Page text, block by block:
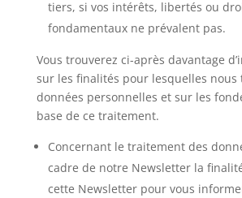
tiers, si vos intérêts, libertés ou
fondamentaux ne prévalent pas.
Vous trouverez ci-après davantage
sur les finalités pour lesquelles nous
données personnelles et sur les
base de ce traitement.
Concernant le traitement des
cadre de notre Newsletter la
cette Newsletter pour vous